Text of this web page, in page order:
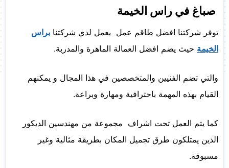
صباغ في راس الخيمة
توفر شركتنا افضل طاقم عمل يعمل لدي شركتنا براس
الخيمة حيث يضم افضل العمالة الماهرة والمدربة.
والتي تضم الفنيين والمتخصصين في هذا المجال و يمكنهم
القيام بهذه المهمة باحترافية ومهارة وبراعة.
كما يتم العمل تحت اشراف مجموعة من مهندسين الديكور
الذين يمتلكون طرق تجميل المكان بطريقة مثالية وغير
مسبوقة.